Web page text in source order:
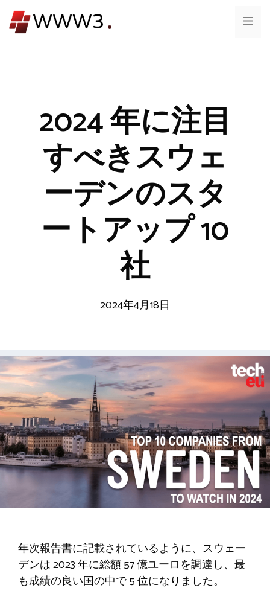
ン
メ
2024 年に注目
すべきスウェ
ーデンのスタ
ートアップ 10
社
2024年4月18日
年次報告書に記載されているように、スウェー
デンは 2023 年に総額 57 億ユーロを調達し、最
も成績の良い国の中で 5 位になりました。